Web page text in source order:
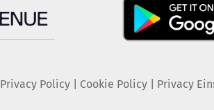
Privacy Policy| Cookie Policy| Privacy